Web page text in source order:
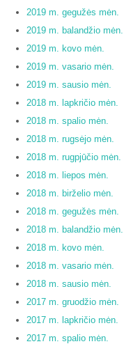
2019 m. gegužės mėn.
2019 m. balandžio mėn.
2019 m. kovo mėn.
2019 m. vasario mėn.
2019 m. sausio mėn.
2018 m. lapkričio mėn.
2018 m. spalio mėn.
2018 m. rugsėjo mėn.
2018 m. rugpjūčio mėn.
2018 m. liepos mėn.
2018 m. birželio mėn.
2018 m. gegužės mėn.
2018 m. balandžio mėn.
2018 m. kovo mėn.
2018 m. vasario mėn.
2018 m. sausio mėn.
2017 m. gruodžio mėn.
2017 m. lapkričio mėn.
2017 m. spalio mėn.